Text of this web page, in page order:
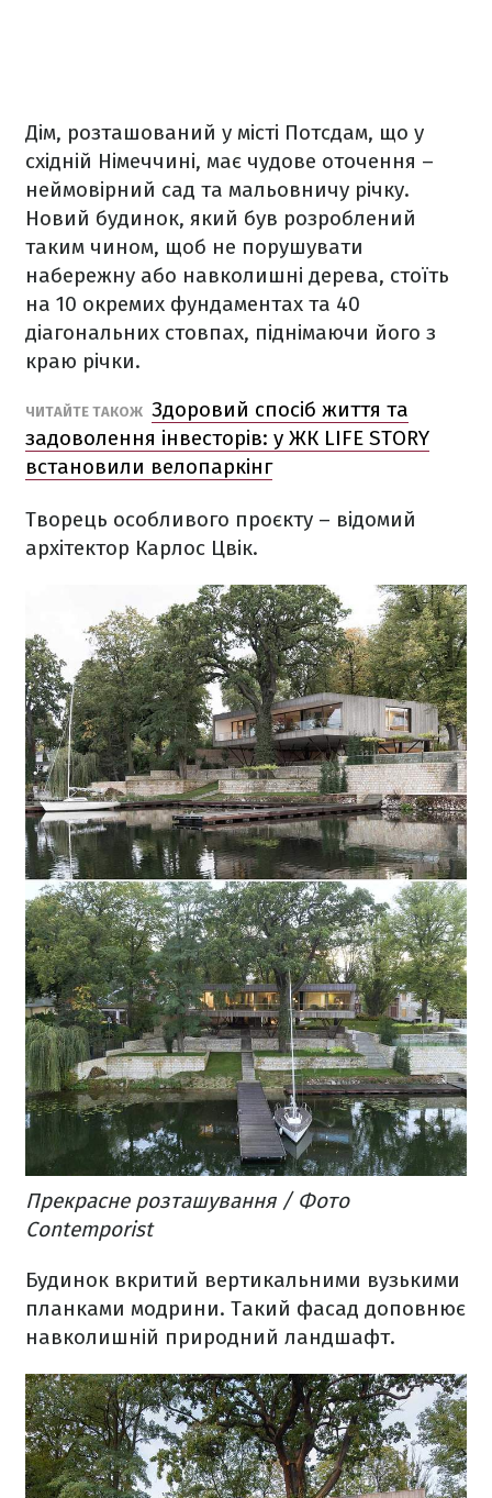
Дім, розташований у місті Потсдам, що у
східній Німеччині, має чудове оточення –
неймовірний сад та мальовничу річку.
Новий будинок, який був розроблений
таким чином, щоб не порушувати
набережну або навколишні дерева, стоїть
на 10 окремих фундаментах та 40
діагональних стовпах, піднімаючи його з
краю річки.
ЧИТАЙТЕ ТАКОЖ Здоровий спосіб життя та
задоволення інвесторів: у ЖК LIFE STORY
встановили велопаркінг
Творець особливого проєкту – відомий
архітектор Карлос Цвік.
Прекрасне розташування / Фото
Сontemporist
Будинок вкритий вертикальними вузькими
планками модрини. Такий фасад доповнює
навколишній природний ландшафт.